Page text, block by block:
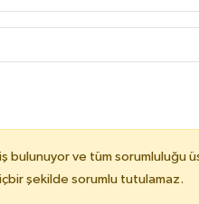
bulunuyor ve tüm sorumluluğu
şekilde sorumlu tutulamaz.